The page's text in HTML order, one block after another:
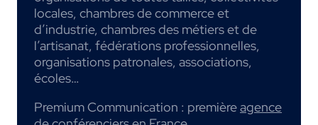
locales, chambres de commerce et
d’industrie, chambres des métiers et de
l’artisanat, fédérations professionnelles,
organisations patronales, associations,
écoles…
Premium Communication : premièreagence